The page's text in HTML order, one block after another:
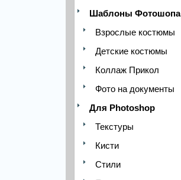
Шаблоны Фотошопа
Взрослые костюмы
Детские костюмы
Коллаж Прикол
Фото на документы
Для Photoshop
Текстуры
Кисти
Стили